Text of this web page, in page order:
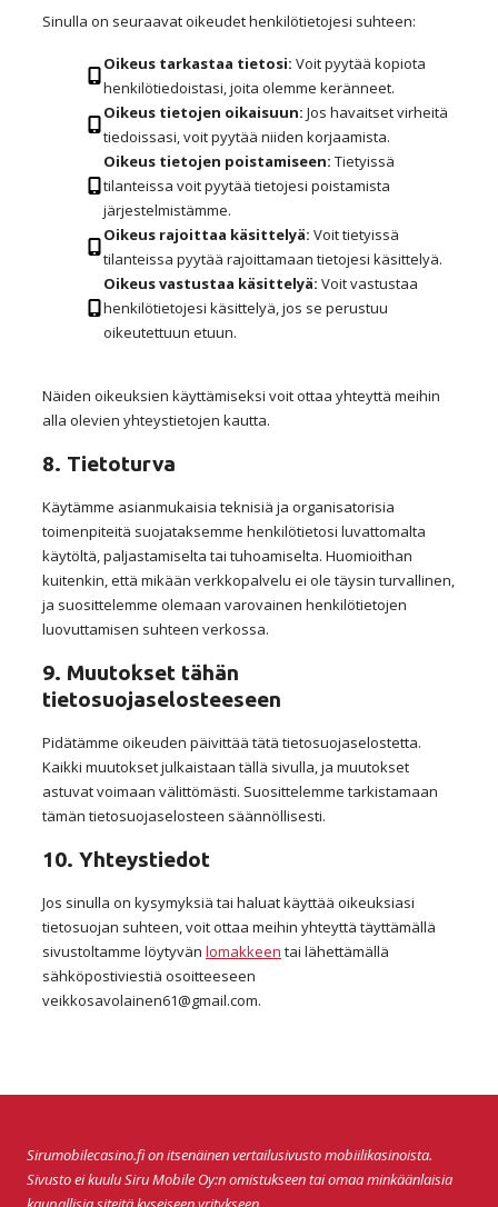
Sinulla on seuraavat oikeudet henkilötietojesi suhteen:
Oikeus tarkastaa tietosi: Voit pyytää kopiota
henkilötiedoistasi, joita olemme keränneet.
Oikeus tietojen oikaisuun: Jos havaitset virheitä
tiedoissasi, voit pyytää niiden korjaamista.
Oikeus tietojen poistamiseen: Tietyissä
tilanteissa voit pyytää tietojesi poistamista
järjestelmistämme.
Oikeus rajoittaa käsittelyä: Voit tietyissä
tilanteissa pyytää rajoittamaan tietojesi käsittelyä.
Oikeus vastustaa käsittelyä: Voit vastustaa
henkilötietojesi käsittelyä, jos se perustuu
oikeutettuun etuun.
Näiden oikeuksien käyttämiseksi voit ottaa yhteyttä meihin
alla olevien yhteystietojen kautta.
8. Tietoturva
Käytämme asianmukaisia teknisiä ja organisatorisia
toimenpiteitä suojataksemme henkilötietosi luvattomalta
käytöltä, paljastamiselta tai tuhoamiselta. Huomioithan
kuitenkin, että mikään verkkopalvelu ei ole täysin turvallinen,
ja suosittelemme olemaan varovainen henkilötietojen
luovuttamisen suhteen verkossa.
9. Muutokset tähän
tietosuojaselosteeseen
Pidätämme oikeuden päivittää tätä tietosuojaselostetta.
Kaikki muutokset julkaistaan tällä sivulla, ja muutokset
astuvat voimaan välittömästi. Suosittelemme tarkistamaan
tämän tietosuojaselosteen säännöllisesti.
10. Yhteystiedot
Jos sinulla on kysymyksiä tai haluat käyttää oikeuksiasi
tietosuojan suhteen, voit ottaa meihin yhteyttä täyttämällä
sivustoltamme löytyvän lomakkeen tai lähettämällä
sähköpostiviestiä osoitteeseen
veikkosavolainen61@gmail.com.
Sirumobilecasino.fion itsenäinen vertailusivusto mobiilikasinoista.
Sivusto ei kuulu Siru Mobile Oy:n omistukseen tai omaa minkäänlaisia